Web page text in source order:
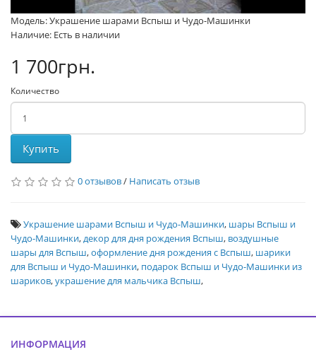
Модель: Украшение шарами Вспыш и Чудо-Машинки
Наличие: Есть в наличии
1 700грн.
Количество
Купить
0 отзывов/ Написать отзыв
Украшение шарами Вспыш и Чудо-Машинки, шары Вспыш и
Чудо-Машинки,декор для дня рождения Вспыш, воздушные
шары для Вспыш,оформление дня рождения с Вспыш, шарики
для Вспыш и Чудо-Машинки, подарок Вспыш и Чудо-Машинки из
шариков,украшение для мальчика Вспыш,
ИНФОРМАЦИЯ